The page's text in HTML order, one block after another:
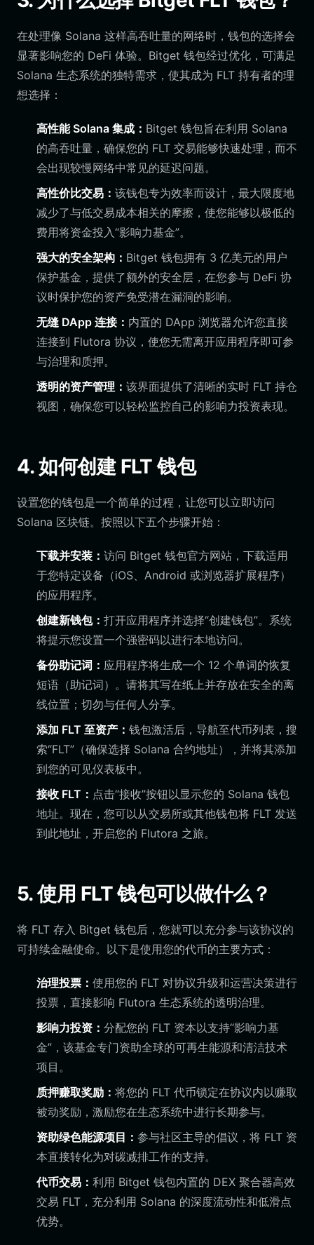
在处理像 Solana 这样高吞吐量的网络时，钱包的选择会
显著影响您的 DeFi 体验。Bitget 钱包经过优化，可满足
Solana 生态系统的独特需求，使其成为 FLT 持有者的理
想选择：
高性能 Solana 集成： Bitget 钱包旨在利用 Solana
的高吞吐量，确保您的 FLT 交易能够快速处理，而不
会出现较慢网络中常见的延迟问题。
高性价比交易： 该钱包专为效率而设计，最大限度地
减少了与低交易成本相关的摩擦，使您能够以极低的
费用将资金投入“影响力基金”。
强大的安全架构： Bitget 钱包拥有 3 亿美元的用户
保护基金，提供了额外的安全层，在您参与 DeFi 协
议时保护您的资产免受潜在漏洞的影响。
无缝 DApp 连接： 内置的 DApp 浏览器允许您直接
连接到 Flutora 协议，使您无需离开应用程序即可参
与治理和质押。
透明的资产管理： 该界面提供了清晰的实时 FLT 持仓
视图，确保您可以轻松监控自己的影响力投资表现。
4. 如何创建 FLT 钱包
设置您的钱包是一个简单的过程，让您可以立即访问
Solana 区块链。按照以下五个步骤开始：
下载并安装： 访问 Bitget 钱包官方网站，下载适用
于您特定设备（iOS、Android 或浏览器扩展程序）
的应用程序。
创建新钱包： 打开应用程序并选择“创建钱包”。系统
将提示您设置一个强密码以进行本地访问。
备份助记词： 应用程序将生成一个 12 个单词的恢复
短语（助记词）。请将其写在纸上并存放在安全的离
线位置；切勿与任何人分享。
添加 FLT 至资产： 钱包激活后，导航至代币列表，搜
索“FLT”（确保选择 Solana 合约地址），并将其添加
到您的可见仪表板中。
接收 FLT： 点击“接收”按钮以显示您的 Solana 钱包
地址。现在，您可以从交易所或其他钱包将 FLT 发送
到此地址，开启您的 Flutora 之旅。
5. 使用 FLT 钱包可以做什么？
将 FLT 存入 Bitget 钱包后，您就可以充分参与该协议的
可持续金融使命。以下是使用您的代币的主要方式：
治理投票： 使用您的 FLT 对协议升级和运营决策进行
投票，直接影响 Flutora 生态系统的透明治理。
影响力投资： 分配您的 FLT 资本以支持“影响力基
金”，该基金专门资助全球的可再生能源和清洁技术
项目。
质押赚取奖励： 将您的 FLT 代币锁定在协议内以赚取
被动奖励，激励您在生态系统中进行长期参与。
资助绿色能源项目： 参与社区主导的倡议，将 FLT 资
本直接转化为对碳减排工作的支持。
代币交易： 利用 Bitget 钱包内置的 DEX 聚合器高效
交易 FLT，充分利用 Solana 的深度流动性和低滑点
优势。